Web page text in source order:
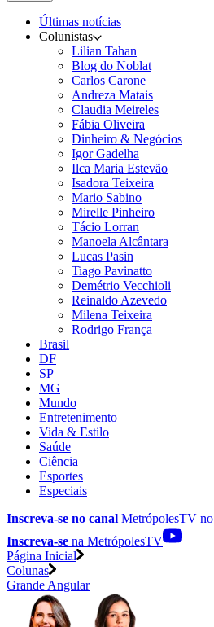
Últimas notícias
Colunistas
Lilian Tahan
Blog do Noblat
Carlos Carone
Andreza Matais
Claudia Meireles
Fábia Oliveira
Dinheiro & Negócios
Igor Gadelha
Ilca Maria Estevão
Isadora Teixeira
Mario Sabino
Mirelle Pinheiro
Tácio Lorran
Manoela Alcântara
Lucas Pasin
Tiago Pavinatto
Demétrio Vecchioli
Reinaldo Azevedo
Milena Teixeira
Rodrigo França
Brasil
DF
SP
MG
Mundo
Entretenimento
Vida & Estilo
Saúde
Ciência
Esportes
Especiais
Inscreva-se no canal MetrópolesTV no
Inscreva-se na MetrópolesTV
Página Inicial
Colunas
Grande Angular